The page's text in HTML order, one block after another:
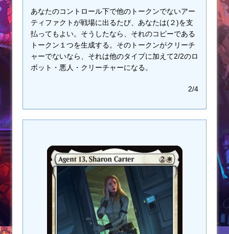
あなたのコントロール下で他のトークンでないアー
ティファクトが戦場に出るたび、あなたは(２)を支
払ってもよい。そうしたなら、それのコピーである
トークン１つを生成する。そのトークンがクリーチ
ャーでないなら、それは他のタイプに加えて2/2のロ
ボット・悪人・クリーチャーになる。
2/4